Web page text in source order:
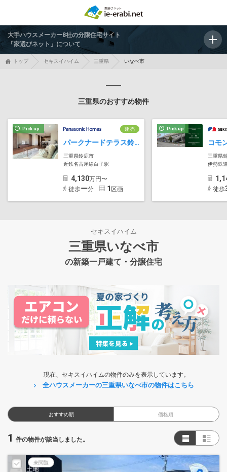
大手ハウスメーカー8社の分譲住宅サイト
「家選びネット」について
トップ セキスイハイム 三重県 いなべ市
三重県のおすすめ物件
Pick up 建 売
パークナードテラス鈴鹿市桜島【パナソニック ホームズ】
三重県鈴鹿市
近鉄名古屋線白子駅
4,130万円〜
徒歩ー分 1 区画
Pick up
コモ
三重県
伊勢鉄
徒歩
セキスイハイム
三重県いなべ市
の新築一戸建て・分譲住宅
現在、セキスイハイムの物件のみを表示しています。
全ハウスメーカーの三重県いなべ市の物件はこちら
おすすめ順 価格順
1 件の物件が該当しました。
未閲覧